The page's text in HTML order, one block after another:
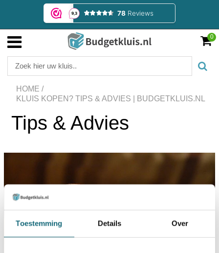
Toestemming Details Over
0
HOME /
KLUIS KOPEN? TIPS & ADVIES | BUDGETKLUIS.NL
Tips & Advies